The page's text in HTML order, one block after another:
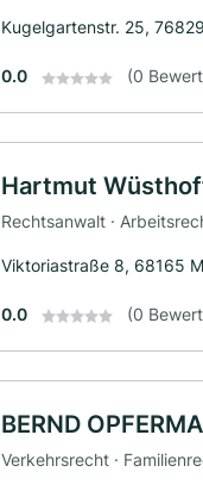
Kugelgartenstr. 25,
0.0 (0
Hartmut
Rechtsanwalt ·
Viktoriastraße 8, 68165
0.0 (0
BERND
Verkehrsrecht ·